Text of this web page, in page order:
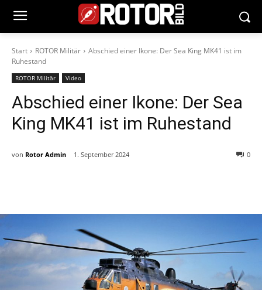
Start ROTOR Militär
Abschied einer Ikone: Der Sea King MK41 ist im
Ruhestand
ROTOR Militär Video
Abschied einer Ikone: Der Sea
King MK41 ist im Ruhestand
von Rotor Admin 1. September 2024 0